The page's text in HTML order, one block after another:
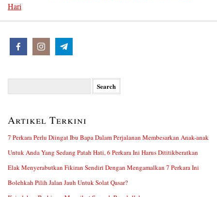
Hari
Artikel Terkini
7 Perkara Perlu Diingat Ibu Bapa Dalam Perjalanan Membesarkan Anak-anak
Untuk Anda Yang Sedang Patah Hati, 6 Perkara Ini Harus Dititikberatkan
Elak Menyerabutkan Fikiran Sendiri Dengan Mengamalkan 7 Perkara Ini
Bolehkah Pilih Jalan Jauh Untuk Solat Qasar?